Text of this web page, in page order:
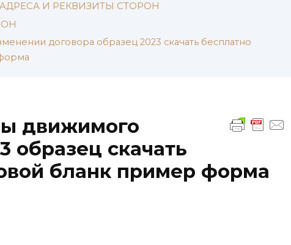
И РЕКВИЗИТЫ СТОРОН
договора образец 2023 скачать бесплатно
движимого
образец скачать
бланк пример форма